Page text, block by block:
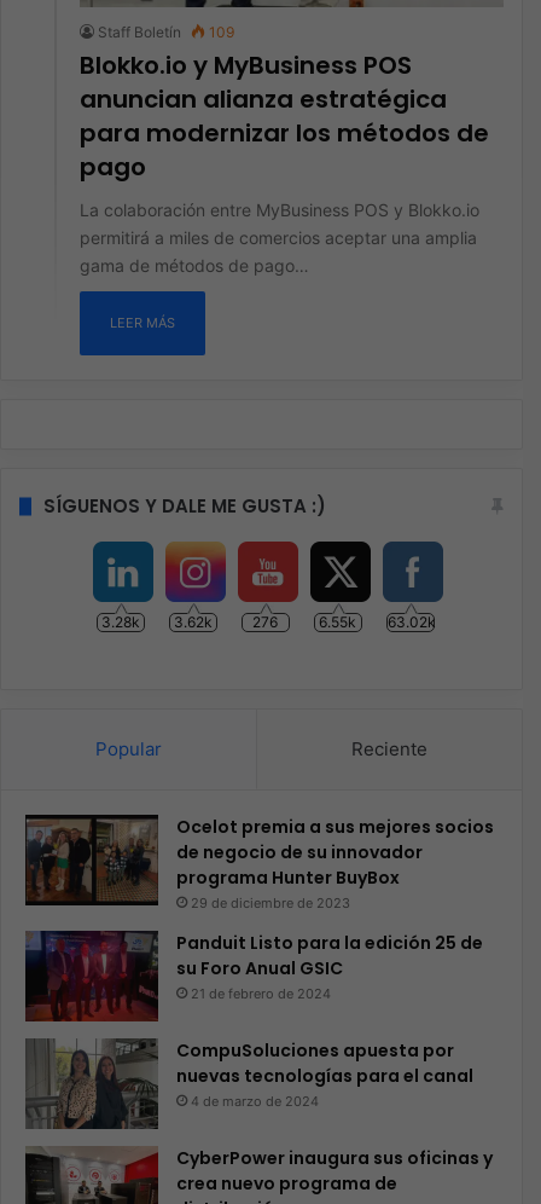
Staff Boletín 109
Blokko.io y MyBusiness POS
anuncian alianza estratégica
para modernizar los métodos de
pago
La colaboración entre MyBusiness POS y Blokko.io
permitirá a miles de comercios aceptar una amplia
gama de métodos de pago…
LEER MÁS
SÍGUENOS Y DALE ME GUSTA :)
3.28k 3.62k 276 6.55k 63.02k
Popular Reciente
Ocelot premia a sus mejores socios
de negocio de su innovador
programa Hunter BuyBox
29 de diciembre de 2023
Panduit Listo para la edición 25 de
su Foro Anual GSIC
21 de febrero de 2024
CompuSoluciones apuesta por
nuevas tecnologías para el canal
4 de marzo de 2024
CyberPower inaugura sus oficinas y
crea nuevo programa de